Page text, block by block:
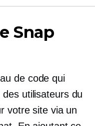
Snap
de code qui
utilisateurs du
votre site via un